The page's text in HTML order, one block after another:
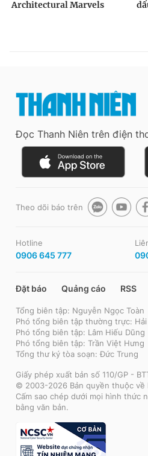
Đọc Thanh Niên trên điện
Theo dõi báo trên
Hotline
0906 645 777
Đặt báo Quảng cáo RSS
Tổng biên tập: Nguyễn Ngọc Toàn
Phó tổng biên tập thường trực: Hải
Phó tổng biên tập: Lâm Hiếu Dũng
Phó tổng biên tập: Trần Việt Hưng
Tổng thư ký tòa soạn: Đức Trung
Giấy phép xuất bản số 110/GP -
© 2003-2026 Bản quyền thuộc về
Cấm sao chép dưới mọi hình thức
bằng văn bản.